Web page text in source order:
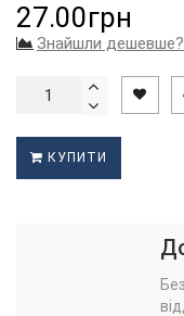
27.00грн
Знайшли дешевше?
КУПИТИ